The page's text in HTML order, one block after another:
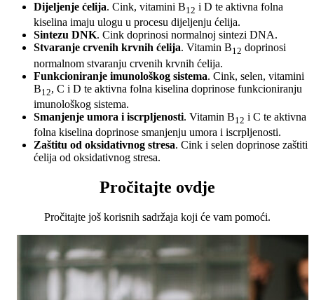
Dijeljenje ćelija. Cink, vitamini B12 i D te aktivna folna
kiselina imaju ulogu u procesu dijeljenju ćelija.
Sintezu DNK. Cink doprinosi normalnoj sintezi DNA.
Stvaranje crvenih krvnih ćelija. Vitamin B12 doprinosi
normalnom stvaranju crvenih krvnih ćelija.
Funkcioniranje imunološkog sistema. Cink, selen, vitamini
B12, C i D te aktivna folna kiselina doprinose funkcioniranju
imunološkog sistema.
Smanjenje umora i iscrpljenosti. Vitamin B12 i C te aktivna
folna kiselina doprinose smanjenju umora i iscrpljenosti.
Zaštitu od oksidativnog stresa. Cink i selen doprinose zaštiti
ćelija od oksidativnog stresa.
Pročitajte ovdje
Pročitajte još korisnih sadržaja koji će vam pomoći.